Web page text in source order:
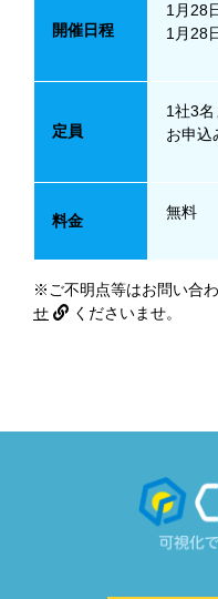
開催日程
1月28
1月28
定員
1社3
お申込
料金 無料
※ご不明点等はお問い合
せ
くださいませ。